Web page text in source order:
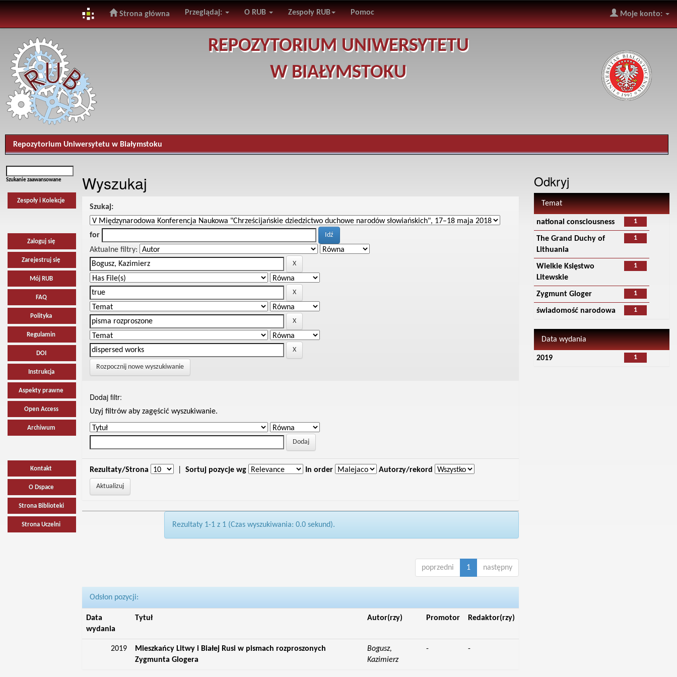
navigation
Strona główna Przeglądaj: O RUB Zespoły RUB Pomoc Moje konto:
REPOZYTORIUM UNIWERSYTETU
W BIAŁYMSTOKU
Repozytorium Uniwersytetu w Białymstoku
Szukanie zaawansowane
Zespoły i Kolekcje
Zaloguj się
Zarejestruj się
Mój RUB
FAQ
Polityka
Regulamin
DOI
Instrukcja
Aspekty prawne
Open Access
Archiwum
Kontakt
O Dspace
Strona Biblioteki
Strona Uczelni
Wyszukaj
Szukaj:
for
Aktualne filtry:
Rozpocznij nowe wyszukiwanie
Dodaj filtr:
Uzyj filtrów aby zagęścić wyszukiwanie.
Rezultaty/Strona Sortuj pozycje wg In order Autorzy/rekord
Rezultaty 1-1 z 1 (Czas wyszukiwania: 0.0 sekund).
poprzedni 1 następny
Odsłon pozycji:
Data
wydania
Tytuł Autor(rzy) Promotor Redaktor(rzy)
2019
Mieszkańcy Litwy i Białej Rusi w pismach rozproszonych
Zygmunta Glogera
Bogusz,
Kazimierz
- -
Odkryj
Temat
1
national consciousness
1
The Grand Duchy of
Lithuania
1
Wielkie Księstwo
Litewskie
1
Zygmunt Gloger
1
świadomość narodowa
Data wydania
1
2019